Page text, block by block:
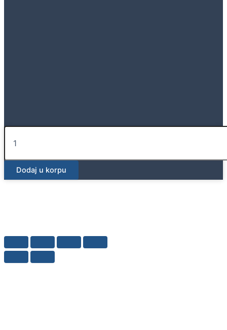
Geberit
Silent-
T
račva
fi125/fi110/87,5°-90°
Dodaj u korpu